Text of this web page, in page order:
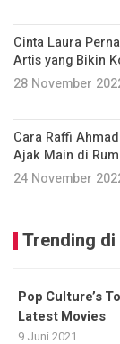
Cinta Laura
Artis yang Bikin
28 November
Cara Raffi
Ajak Main di
24 November
Trending
Pop Culture’s
Latest Movies
9 Juni 2021